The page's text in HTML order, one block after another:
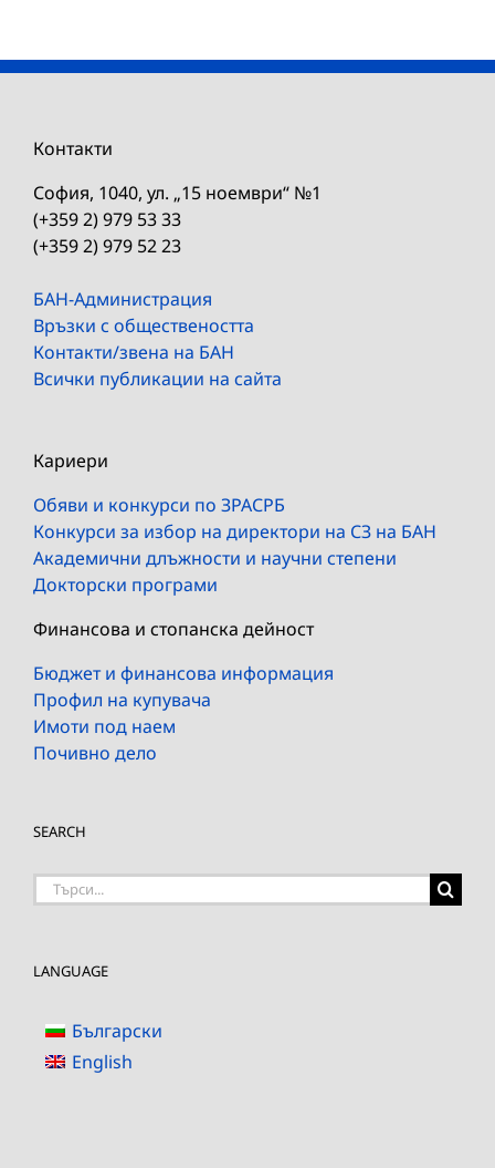
Контакти
София, 1040, ул. „15 ноември“ №1
(+359 2) 979 53 33
(+359 2) 979 52 23
БАН-Администрация
Връзки с обществеността
Контакти/звена на БАН
Всички публикации на сайта
Кариери
Обяви и конкурси по ЗРАСРБ
Конкурси за избор на директори на СЗ на БАН
Академични длъжности и научни степени
Докторски програми
Финансова и стопанска дейност
Бюджет и финансова информация
Профил на купувача
Имоти под наем
Почивно дело
SEARCH
Търсене
LANGUAGE
Български
English